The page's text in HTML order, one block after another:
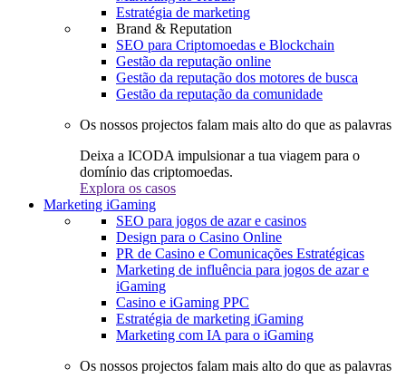
Estratégia de marketing
Brand & Reputation
SEO para Criptomoedas e Blockchain
Gestão da reputação online
Gestão da reputação dos motores de busca
Gestão da reputação da comunidade
Os nossos projectos falam mais alto do que as palavras
Deixa a ICODA impulsionar a tua viagem para o
domínio das criptomoedas.
Explora os casos
Marketing iGaming
SEO para jogos de azar e casinos
Design para o Casino Online
PR de Casino e Comunicações Estratégicas
Marketing de influência para jogos de azar e
iGaming
Casino e iGaming PPC
Estratégia de marketing iGaming
Marketing com IA para o iGaming
Os nossos projectos falam mais alto do que as palavras